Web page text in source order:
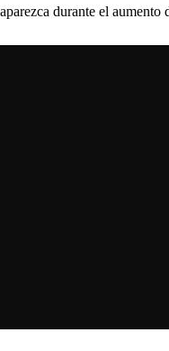
aparezca durante el aumento